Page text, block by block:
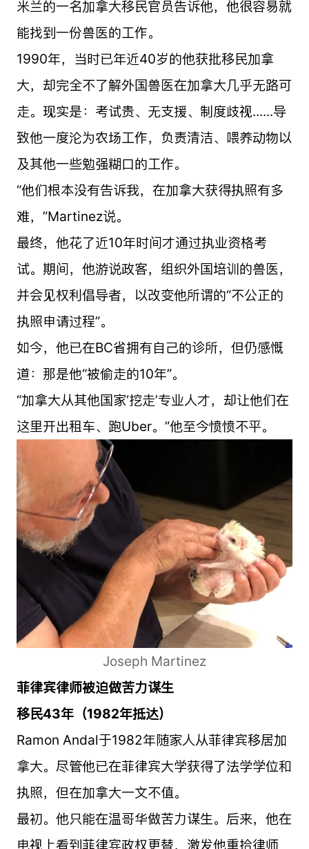
米兰的一名加拿大移民官员告诉他，他很容易就
能找到一份兽医的工作。
1990年，当时已年近40岁的他获批移民加拿
大，却完全不了解外国兽医在加拿大几乎无路可
走。现实是：考试贵、无支援、制度歧视......导
致他一度沦为农场工作，负责清洁、喂养动物以
及其他一些勉强糊口的工作。
“他们根本没有告诉我，在加拿大获得执照有多
难，”Martinez说。
最终，他花了近10年时间才通过执业资格考
试。期间，他游说政客，组织外国培训的兽医，
并会见权利倡导者，以改变他所谓的“不公正的
执照申请过程”。
如今，他已在BC省拥有自己的诊所，但仍感慨
道：那是他“被偷走的10年”。
“加拿大从其他国家‘挖走’专业人才，却让他们在
这里开出租车、跑Uber。”他至今愤愤不平。
Joseph Martinez
菲律宾律师被迫做苦力谋生
移民43年（1982年抵达）
Ramon Andal于1982年随家人从菲律宾移居加
拿大。尽管他已在菲律宾大学获得了法学学位和
执照，但在加拿大一文不值。
最初。他只能在温哥华做苦力谋生。后来，他在
电视上看到菲律宾政权更替，激发他重拾律师